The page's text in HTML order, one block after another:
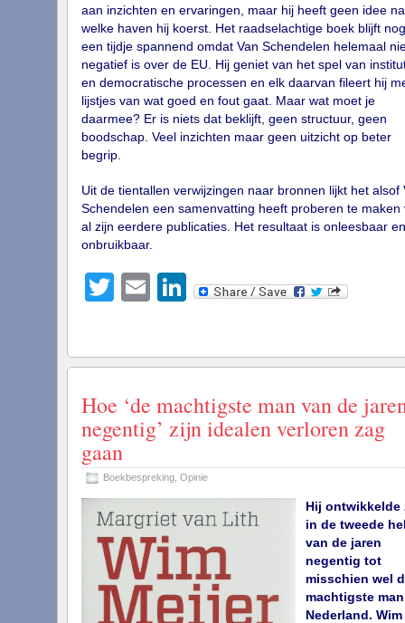
aan inzichten en ervaringen, maar hij heeft geen idee
welke haven hij koerst. Het raadselachtige boek blijft nog
een tijdje spannend omdat Van Schendelen helemaal
negatief is over de EU. Hij geniet van het spel van
en democratische processen en elk daarvan fileert hij
lijstjes van wat goed en fout gaat. Maar wat moet je
daarmee? Er is niets dat beklijft, geen structuur, geen
boodschap. Veel inzichten maar geen uitzicht op beter
begrip.
Uit de tientallen verwijzingen naar bronnen lijkt het alsof
Schendelen een samenvatting heeft proberen te maken
al zijn eerdere publicaties. Het resultaat is onleesbaar en
onbruikbaar.
Twitter
EmailLinkedIn
Hoe ‘de machtigste man van de
negentig’ zijn idealen verloren zag
gaan
Boekbespreking, Opinie
Hij ontwikkelde
in de tweede
van de jaren
negentig tot
misschien wel
machtigste
Nederland. Wim